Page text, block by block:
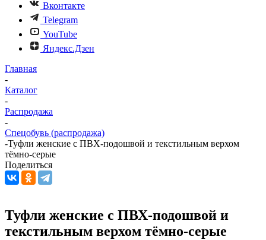
Вконтакте
Telegram
YouTube
Яндекс.Дзен
Главная
-
Каталог
-
Распродажа
-
Спецобувь (распродажа)
-Туфли женские с ПВХ-подошвой и текстильным верхом
тёмно-серые
Поделиться
Туфли женские с ПВХ-подошвой и
текстильным верхом тёмно-серые